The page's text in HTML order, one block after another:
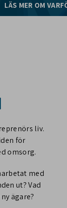
LÄS MER OM
liv.
för
omsorg.
med
ut? Vad
ägare?